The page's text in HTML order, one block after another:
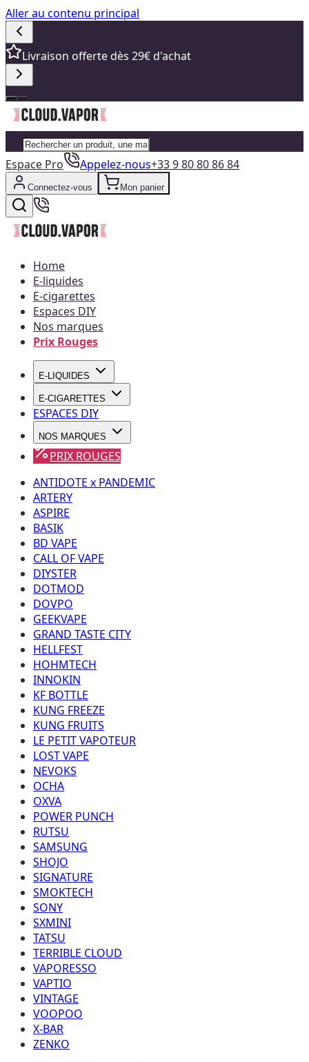
Aller au contenu principal
Livraison offerte dès 29€ d'achat
Espace Pro Appelez-nous+33 9 80 80 86 84
Connectez-vous Mon panier
Home
E-liquides
E-cigarettes
Espaces DIY
Nos marques
Prix Rouges
E-LIQUIDES
E-CIGARETTES
ESPACES DIY
NOS MARQUES
PRIX ROUGES
ANTIDOTE x PANDEMIC
ARTERY
ASPIRE
BASIK
BD VAPE
CALL OF VAPE
DIYSTER
DOTMOD
DOVPO
GEEKVAPE
GRAND TASTE CITY
HELLFEST
HOHMTECH
INNOKIN
KF BOTTLE
KUNG FREEZE
KUNG FRUITS
LE PETIT VAPOTEUR
LOST VAPE
NEVOKS
OCHA
OXVA
POWER PUNCH
RUTSU
SAMSUNG
SHOJO
SIGNATURE
SMOKTECH
SONY
SXMINI
TATSU
TERRIBLE CLOUD
VAPORESSO
VAPTIO
VINTAGE
VOOPOO
X-BAR
ZENKO